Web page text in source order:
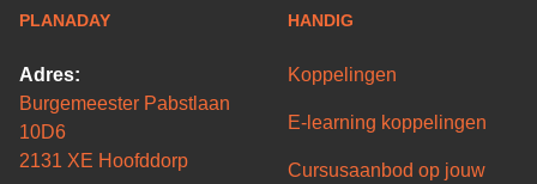
PLANADAY
Adres:
Burgemeester Pabstlaan
10D6
2131 XE Hoofddorp
HANDIG
Koppelingen
E-learning koppelingen
Cursusaanbod op jouw